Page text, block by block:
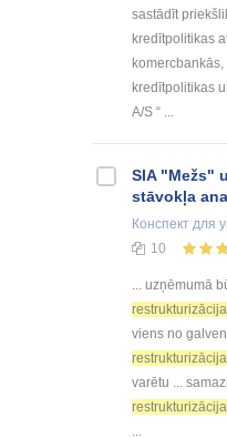
sastādīt
kredītpolitikas
komercbankās,
kredītpolitikas
A/S “ ...
SIA "Mežs"
stāvokļa
Конспект для
10
... uzņēmumā
restrukturizācija
viens no
varētu ...